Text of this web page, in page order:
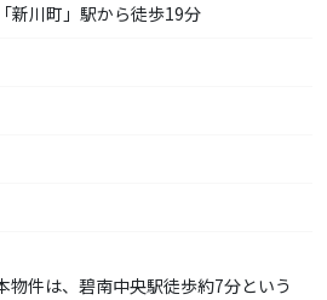
新川町」駅から徒歩19分
物件は、碧南中央駅徒歩約7分という